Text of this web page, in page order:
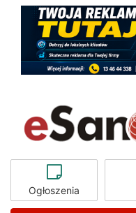
Ogłoszenia